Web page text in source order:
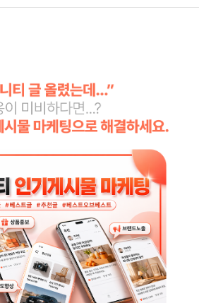
언론,기자,뉴스 구독
기타│플랫폼
웹툰│웹소설